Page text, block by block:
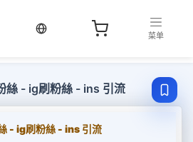
当前语言：繁体
菜单
絲 - ig刷粉絲 - ins 引流
- ig刷粉絲 - ins 引流